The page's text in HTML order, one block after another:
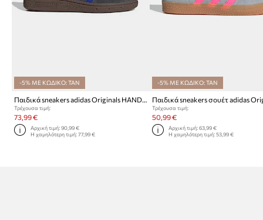
-5% ΜΕ ΚΩΔΙΚΟ: TAN
Παιδικά sneakers adidas Originals HANDBALL SPEZIAL
Τρέχουσα τιμή:
73,99 €
Αρχική τιμή:90,99 €
Η χαμηλότερη τιμή:77,99 €
-5% ΜΕ ΚΩΔΙΚΟ: TAN
Τρέχουσα τιμή:
50,99 €
Αρχική τιμή: 63,99 €
Η χαμηλότερη τιμή: 53,99 €